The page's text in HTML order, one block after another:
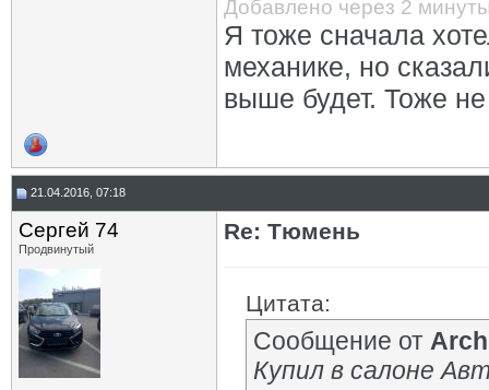
Добавлено через 2
Я тоже сначала
механике, но
выше будет. Тоже
21.04.2016, 07:18
Сергей 74
Продвинутый
Re: Тюмень
Цитата:
Сообщение от
Купил в салоне